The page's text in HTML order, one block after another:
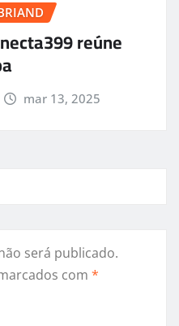
reúne
mar 13, 2025
será publicado.
com *